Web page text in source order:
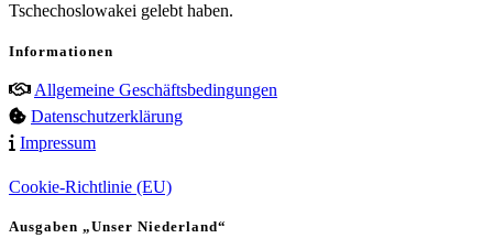
Tschechoslowakei gelebt haben.
Informationen
Allgemeine Geschäftsbedingungen
Datenschutzerklärung
Impressum
Cookie-Richtlinie (EU)
Ausgaben „Unser Niederland“